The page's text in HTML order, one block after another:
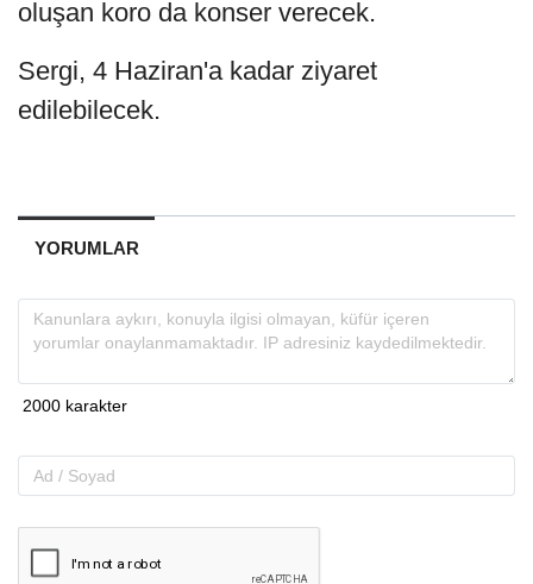
oluşan koro da konser verecek.
Sergi, 4 Haziran'a kadar ziyaret
edilebilecek.
YORUMLAR